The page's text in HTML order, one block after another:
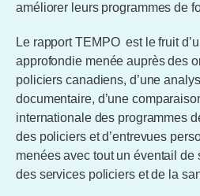
améliorer leurs programmes de
Le rapport TEMPO est le fruit
approfondie menée auprès des
policiers canadiens, d’une
documentaire, d’une
internationale des programmes
des policiers et d’entrevues
menées avec tout un éventail de
des services policiers et de la